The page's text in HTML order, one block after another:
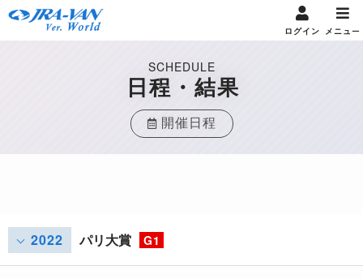
ログイン メニュー
SCHEDULE
日程・結果
開催日程
2022 パリ大賞 G1